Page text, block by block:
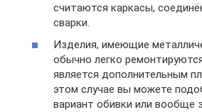
считаются каркасы,
сварки.
Изделия, имеющие
обычно легко
является дополнительным
этом случае вы можете
вариант обивки или вообще